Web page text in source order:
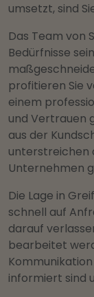
umsetzt, sind
Das Team von
Bedürfnisse
profitieren Sie
einem
und Vertrauen
aus der
unterstreichen
Unternehmen
Die Lage in
schnell auf
darauf
bearbeitet
informiert sind